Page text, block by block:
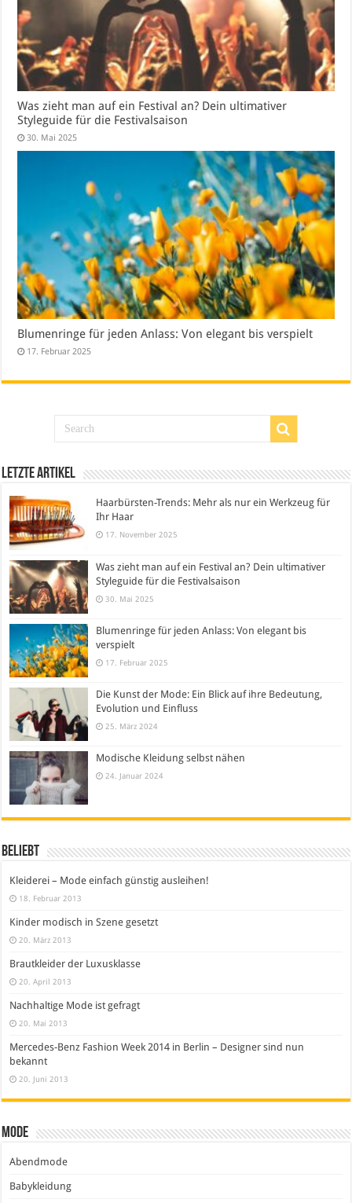
Was zieht man auf ein Festival an? Dein ultimativer
Styleguide für die Festivalsaison
30. Mai 2025
Blumenringe für jeden Anlass: Von elegant bis verspielt
17. Februar 2025
Letzte Artikel
Haarbürsten-Trends: Mehr als nur ein Werkzeug für
Ihr Haar
17. November 2025
Was zieht man auf ein Festival an? Dein ultimativer
Styleguide für die Festivalsaison
30. Mai 2025
Blumenringe für jeden Anlass: Von elegant bis
verspielt
17. Februar 2025
Die Kunst der Mode: Ein Blick auf ihre Bedeutung,
Evolution und Einfluss
25. März 2024
Modische Kleidung selbst nähen
24. Januar 2024
Beliebt
Kleiderei – Mode einfach günstig ausleihen!
18. Februar 2013
Kinder modisch in Szene gesetzt
20. März 2013
Brautkleider der Luxusklasse
20. April 2013
Nachhaltige Mode ist gefragt
20. Mai 2013
Mercedes-Benz Fashion Week 2014 in Berlin – Designer sind nun
bekannt
20. Juni 2013
Mode
Abendmode
Babykleidung